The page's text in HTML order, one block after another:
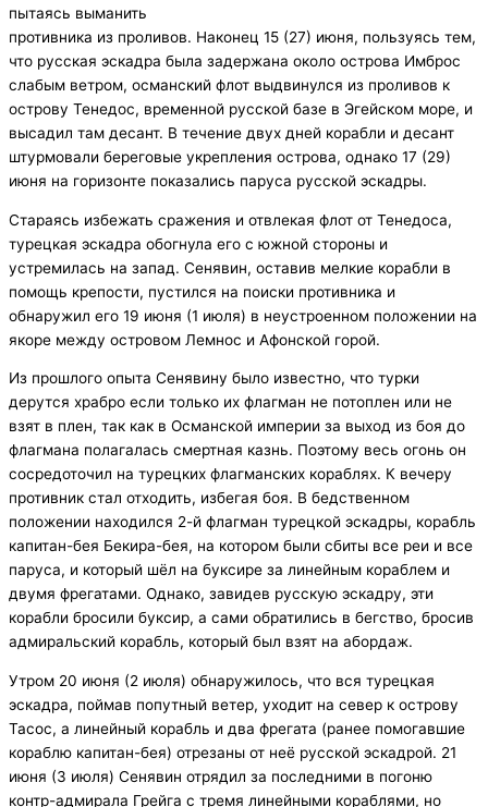
пытаясь выманить
противника из проливов. Наконец 15 (27) июня, пользуясь тем,
что русская эскадра была задержана около острова Имброс
слабым ветром, османский флот выдвинулся из проливов к
острову Тенедос, временной русской базе в Эгейском море, и
высадил там десант. В течение двух дней корабли и десант
штурмовали береговые укрепления острова, однако 17 (29)
июня на горизонте показались паруса русской эскадры.
Стараясь избежать сражения и отвлекая флот от Тенедоса,
турецкая эскадра обогнула его с южной стороны и
устремилась на запад. Сенявин, оставив мелкие корабли в
помощь крепости, пустился на поиски противника и
обнаружил его 19 июня (1 июля) в неустроенном положении на
якоре между островом Лемнос и Афонской горой.
Из прошлого опыта Сенявину было известно, что турки
дерутся храбро если только их флагман не потоплен или не
взят в плен, так как в Османской империи за выход из боя до
флагмана полагалась смертная казнь. Поэтому весь огонь он
сосредоточил на турецких флагманских кораблях. К вечеру
противник стал отходить, избегая боя. В бедственном
положении находился 2-й флагман турецкой эскадры, корабль
капитан-бея Бекира-бея, на котором были сбиты все реи и все
паруса, и который шёл на буксире за линейным кораблем и
двумя фрегатами. Однако, завидев русскую эскадру, эти
корабли бросили буксир, а сами обратились в бегство, бросив
адмиральский корабль, который был взят на абордаж.
Утром 20 июня (2 июля) обнаружилось, что вся турецкая
эскадра, поймав попутный ветер, уходит на север к острову
Тасос, а линейный корабль и два фрегата (ранее помогавшие
кораблю капитан-бея) отрезаны от неё русской эскадрой. 21
июня (3 июля) Сенявин отрядил за последними в погоню
контр-адмирала Грейга с тремя линейными кораблями, но